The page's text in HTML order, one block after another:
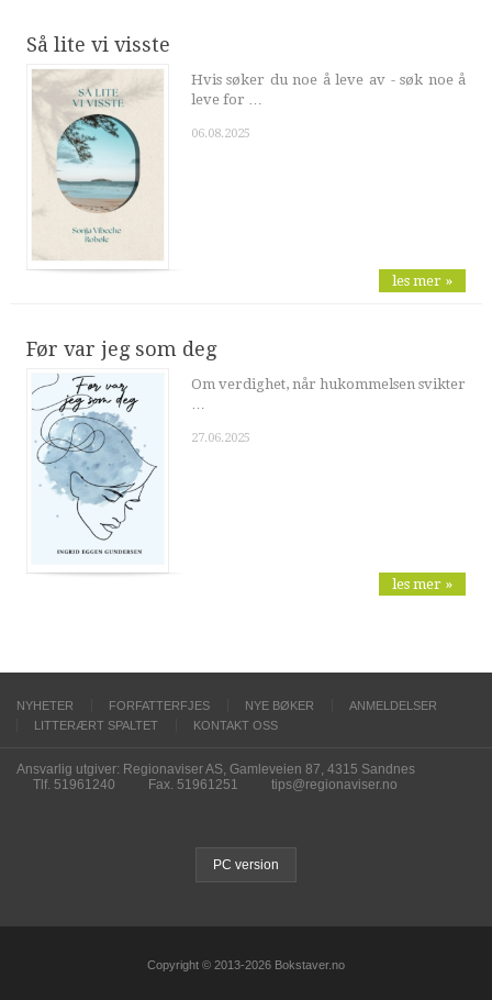
Så lite vi visste
Hvis søker du noe å leve av - søk noe å
leve for …
06.08.2025
les mer »
Før var jeg som deg
Om verdighet, når hukommelsen svikter
27.06.2025
les mer »
NYHETER FORFATTERFJES NYE BØKER
ANMELDELSER
LITTERÆRT SPALTET
KONTAKT OSS
Ansvarlig utgiver: Regionaviser AS, Gamleveien 87, 4315 Sandnes
Tlf. 51961240
Fax. 51961251 tips@regionaviser.no
PC version
Copyright © 2013-2026 Bokstaver.no